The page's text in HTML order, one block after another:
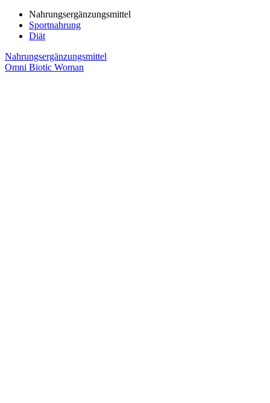
Nahrungsergänzungsmittel
Sportnahrung
Diät
Nahrungsergänzungsmittel
Omni Biotic Woman